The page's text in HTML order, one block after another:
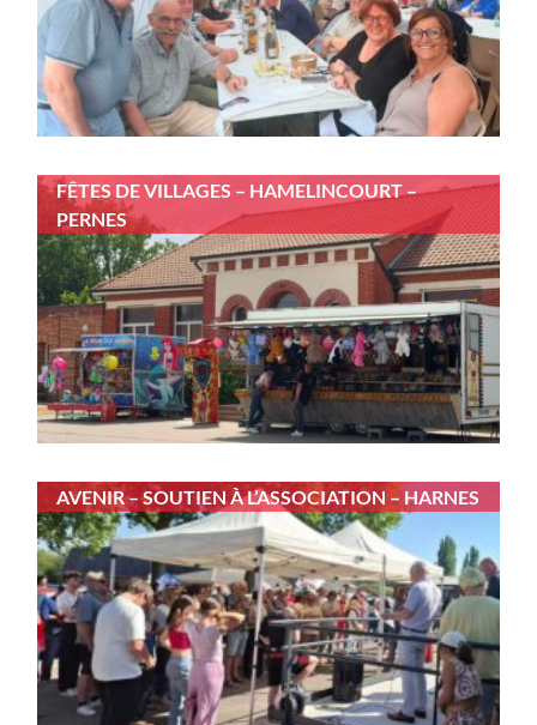
FÊTES DE VILLAGES – HAMELINCOURT –
PERNES
AVENIR – SOUTIEN À L’ASSOCIATION – HARNES